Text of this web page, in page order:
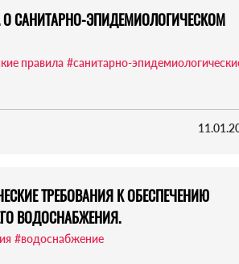
САНИТАРНО-ЭПИДЕМИОЛОГИЧЕСКОМ
правила #санитарно-
ТРЕБОВАНИЯ К ОБЕСПЕЧЕНИЮ
ВОДОСНАБЖЕНИЯ.
#водоснабжение